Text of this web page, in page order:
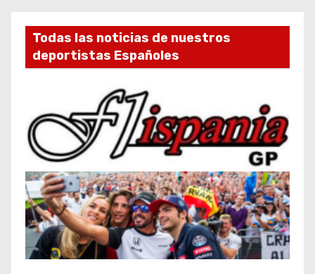
Todas las noticias de nuestros
deportistas Españoles